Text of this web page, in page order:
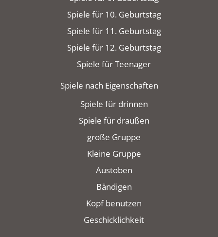
Spiele für 10. Geburtstag
Spiele für 11. Geburtstag
Spiele für 12. Geburtstag
Spiele für Teenager
Spiele nach Eigenschaften
Spiele für drinnen
Spiele für draußen
große Gruppe
Kleine Gruppe
Austoben
Bändigen
Kopf benutzen
Geschicklichkeit